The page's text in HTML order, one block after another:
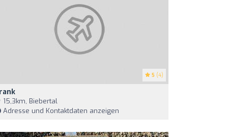
5 (4)
15,3km, Biebertal
Adresse und Kontaktdaten anzeigen